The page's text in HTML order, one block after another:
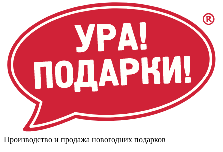
Производство и продажа новогодних подарков